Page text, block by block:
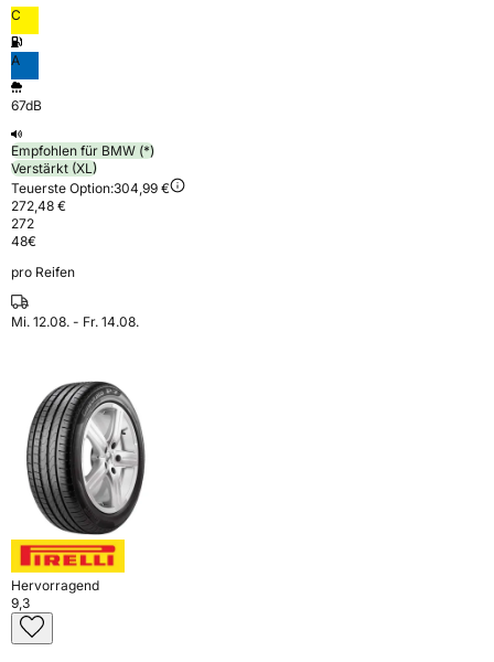
C
A
67dB
Empfohlen für BMW (*)
Verstärkt (XL)
Teuerste Option:304,99 €
272,48 €
272
48€
pro Reifen
Mi. 12.08. - Fr. 14.08.
Hervorragend
9,3